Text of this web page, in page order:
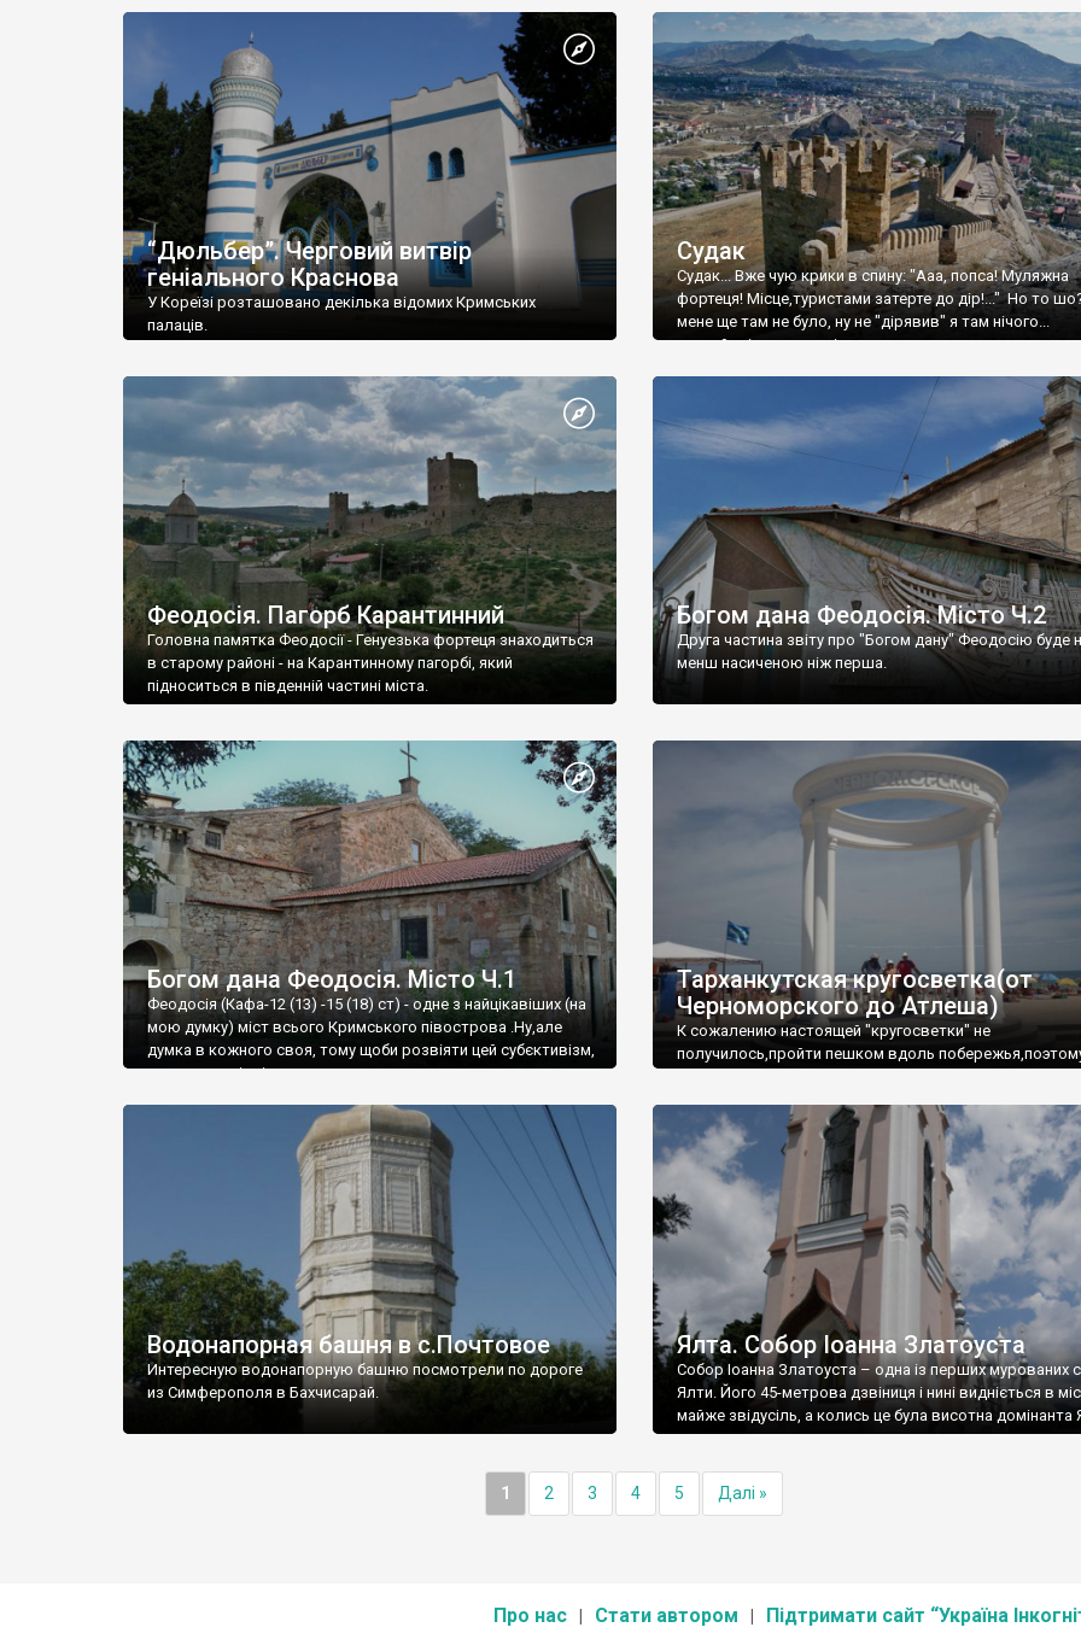
“Дюльбер”. Черговий витвір
геніального Краснова
У Кореїзі розташовано декілька відомих Кримських
палаців.
Судак
Судак... Вже чую крики в спину: "Ааа, попса! Муляжна
фортеця! Місце,туристами затерте до дір!..." Но то
мене ще там не було, ну не "дірявив" я там нічого...
принаймні до цього літа.
Феодосія. Пагорб Карантинний
Головна памятка Феодосії - Генуезька фортеця знаходиться
в старому районі - на Карантинному пагорбі, який
підноситься в південній частині міста.
Богом дана Феодосія. Місто Ч.2
Друга частина звіту про "Богом дану" Феодосію буде
менш насиченою ніж перша.
Богом дана Феодосія. Місто Ч.1
Феодосія (Кафа-12 (13) -15 (18) ст) - одне з найцікавіших (на
мою думку) міст всього Кримського півострова .Ну,але
думка в кожного своя, тому щоби розвіяти цей субєктивізм,
запрошую відвідати це
Тарханкутская кругосветка(от
Черноморского до Атлеша)
К сожалению настоящей "кругосветки" не
получилось,пройти пешком вдоль
Водонапорная башня в с.Почтовое
Интересную водонапорную башню посмотрели по дороге
из Симферополя в Бахчисарай.
Ялта. Собор Іоанна Златоуста
Собор Іоанна Златоуста – одна із перших мурованих
Ялти. Його 45-метрова дзвіниця і нині видніється в
майже звідусіль, а колись це була висотна домінанта
1 2 3 4 5 Далі »
Про нас Стати автором Підтримати сайт “Україна